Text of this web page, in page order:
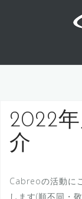
ツ
2022
介
Cabreoの活動に
します(順不同・